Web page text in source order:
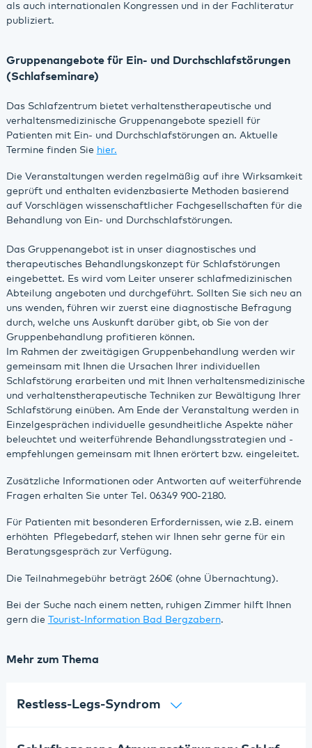
als auch internationalen Kongressen und in der Fachliteratur
publiziert.
Gruppenangebote für Ein- und Durchschlafstörungen
(Schlafseminare)
Das Schlafzentrum bietet verhaltenstherapeutische und
verhaltensmedizinische Gruppenangebote speziell für
Patienten mit Ein- und Durchschlafstörungen an. Aktuelle
Termine finden Sie hier.
Die Veranstaltungen werden regelmäßig auf ihre Wirksamkeit
geprüft und enthalten evidenzbasierte Methoden basierend
auf Vorschlägen wissenschaftlicher Fachgesellschaften für die
Behandlung von Ein- und Durchschlafstörungen.
Das Gruppenangebot ist in unser diagnostisches und
therapeutisches Behandlungskonzept für Schlafstörungen
eingebettet. Es wird vom Leiter unserer schlafmedizinischen
Abteilung angeboten und durchgeführt. Sollten Sie sich neu an
uns wenden, führen wir zuerst eine diagnostische Befragung
durch, welche uns Auskunft darüber gibt, ob Sie von der
Gruppenbehandlung profitieren können.
Im Rahmen der zweitägigen Gruppenbehandlung werden wir
gemeinsam mit Ihnen die Ursachen Ihrer individuellen
Schlafstörung erarbeiten und mit Ihnen verhaltensmedizinische
und verhaltenstherapeutische Techniken zur Bewältigung Ihrer
Schlafstörung einüben. Am Ende der Veranstaltung werden in
Einzelgesprächen individuelle gesundheitliche Aspekte näher
beleuchtet und weiterführende Behandlungsstrategien und -
empfehlungen gemeinsam mit Ihnen erörtert bzw. eingeleitet.
Zusätzliche Informationen oder Antworten auf weiterführende
Fragen erhalten Sie unter Tel. 06349 900-2180.
Für Patienten mit besonderen Erfordernissen, wie z.B. einem
erhöhten Pflegebedarf, stehen wir Ihnen sehr gerne für ein
Beratungsgespräch zur Verfügung.
Die Teilnahmegebühr beträgt 260€ (ohne Übernachtung).
Bei der Suche nach einem netten, ruhigen Zimmer hilft Ihnen
gern die
Tourist-Information Bad Bergzabern.
Mehr zum Thema
Restless-Legs-Syndrom